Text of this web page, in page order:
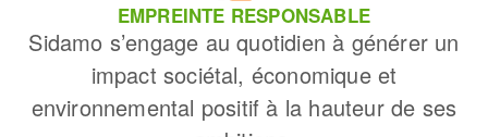
EMPREINTE RESPONSABLE
Sidamo s’engage au quotidien à générer un
impact sociétal, économique et
environnemental positif à la hauteur de ses